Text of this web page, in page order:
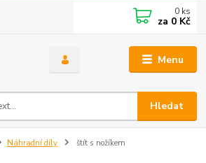
Menu
Hledat
0 ks
za 0 Kč
Náhradní díly štít s nožíkem